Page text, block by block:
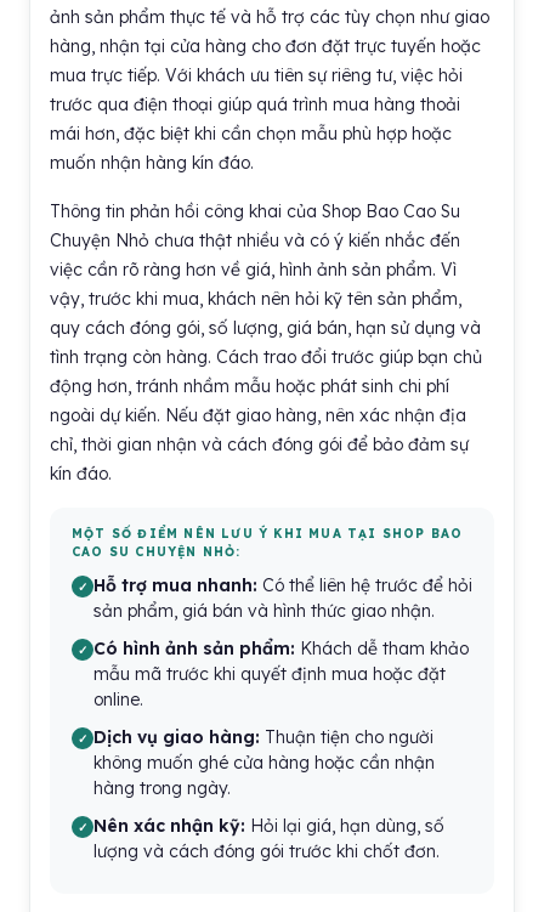
ảnh sản phẩm thực tế và hỗ trợ các tùy chọn như giao
hàng, nhận tại cửa hàng cho đơn đặt trực tuyến hoặc
mua trực tiếp. Với khách ưu tiên sự riêng tư, việc hỏi
trước qua điện thoại giúp quá trình mua hàng thoải
mái hơn, đặc biệt khi cần chọn mẫu phù hợp hoặc
muốn nhận hàng kín đáo.
Thông tin phản hồi công khai của Shop Bao Cao Su
Chuyện Nhỏ chưa thật nhiều và có ý kiến nhắc đến
việc cần rõ ràng hơn về giá, hình ảnh sản phẩm. Vì
vậy, trước khi mua, khách nên hỏi kỹ tên sản phẩm,
quy cách đóng gói, số lượng, giá bán, hạn sử dụng và
tình trạng còn hàng. Cách trao đổi trước giúp bạn chủ
động hơn, tránh nhầm mẫu hoặc phát sinh chi phí
ngoài dự kiến. Nếu đặt giao hàng, nên xác nhận địa
chỉ, thời gian nhận và cách đóng gói để bảo đảm sự
kín đáo.
MỘT SỐ ĐIỂM NÊN LƯU Ý KHI MUA TẠI SHOP BAO
CAO SU CHUYỆN NHỎ:
Hỗ trợ mua nhanh: Có thể liên hệ trước để hỏi
sản phẩm, giá bán và hình thức giao nhận.
Có hình ảnh sản phẩm: Khách dễ tham khảo
mẫu mã trước khi quyết định mua hoặc đặt
online.
Dịch vụ giao hàng: Thuận tiện cho người
không muốn ghé cửa hàng hoặc cần nhận
hàng trong ngày.
Nên xác nhận kỹ: Hỏi lại giá, hạn dùng, số
lượng và cách đóng gói trước khi chốt đơn.